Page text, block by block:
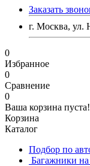
Заказать
г. Москва, ул.
0
Избранное
0
Сравнение
0
Ваша корзина пуста!
Корзина
Каталог
Подбор по
Багажники